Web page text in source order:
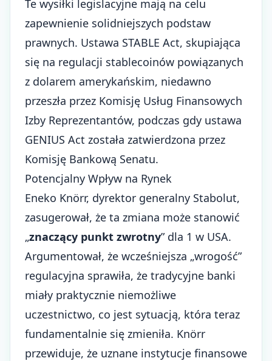
Te wysiłki legislacyjne mają na celu
zapewnienie solidniejszych podstaw
prawnych. Ustawa STABLE Act, skupiająca
się na regulacji stablecoinów powiązanych
z dolarem amerykańskim, niedawno
przeszła przez Komisję Usług Finansowych
Izby Reprezentantów, podczas gdy ustawa
GENIUS Act została zatwierdzona przez
Komisję Bankową Senatu.
Potencjalny Wpływ na Rynek
Eneko Knörr, dyrektor generalny Stabolut,
zasugerował, że ta zmiana może stanowić
„znaczący punkt zwrotny” dla 1 w USA.
Argumentował, że wcześniejsza „wrogość”
regulacyjna sprawiła, że tradycyjne banki
miały praktycznie niemożliwe
uczestnictwo, co jest sytuacją, która teraz
fundamentalnie się zmieniła. Knörr
przewiduje, że uznane instytucje finansowe